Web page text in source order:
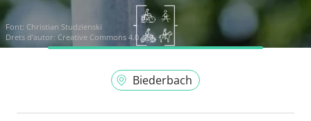
Font: Christian Studzienski
Drets d'autor: Creative Commons 4.0
Biederbach